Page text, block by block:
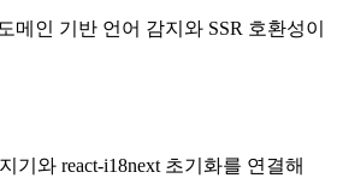
메인 기반 언어 감지와 SSR 호환성이
기와 react-i18next 초기화를 연결해